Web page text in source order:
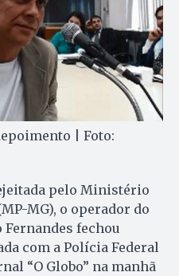
| Foto:
pelo Ministério
MG), o operador do
fechou
com a Polícia Federal
“O Globo” na manhã